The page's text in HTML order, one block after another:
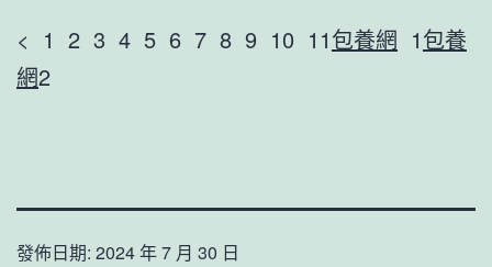
< 1 2 3 4 5 6 7 8 9 10 11包養網 1包養
網2
發佈日期: 2024 年 7 月 30 日